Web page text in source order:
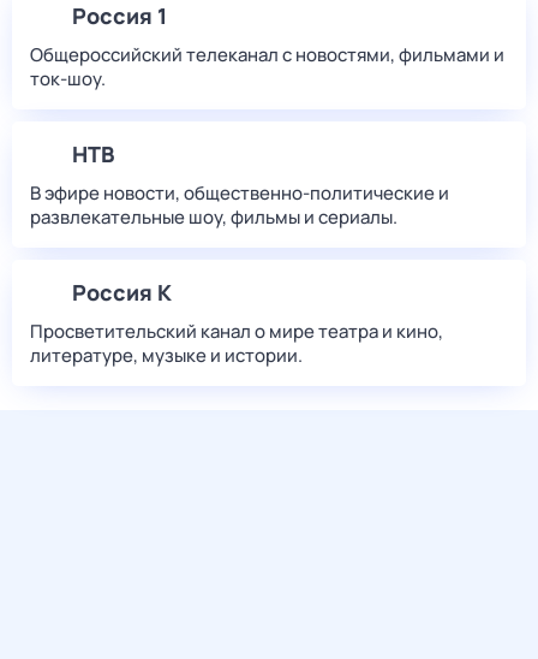
Россия 1
Общероссийский телеканал с новостями, фильмами и
ток-шоу.
НТВ
В эфире новости, общественно-политические и
развлекательные шоу, фильмы и сериалы.
Россия К
Просветительский канал о мире театра и кино,
литературе, музыке и истории.